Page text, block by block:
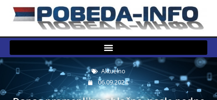
Aktuelno
06.09.2024.